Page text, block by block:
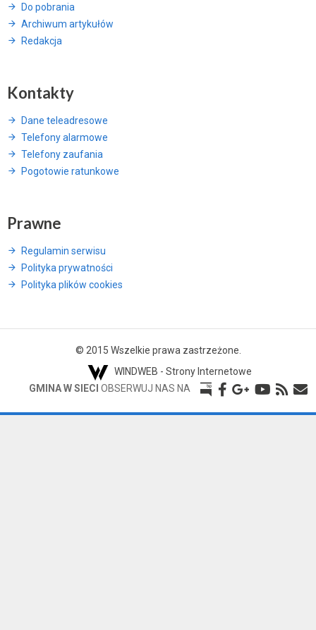
Do pobrania
Archiwum artykułów
Redakcja
Kontakty
Dane teleadresowe
Telefony alarmowe
Telefony zaufania
Pogotowie ratunkowe
Prawne
Regulamin serwisu
Polityka prywatności
Polityka plików cookies
© 2015 Wszelkie prawa zastrzeżone.
WINDWEB - Strony Internetowe
GMINA W SIECI OBSERWUJ NAS NA